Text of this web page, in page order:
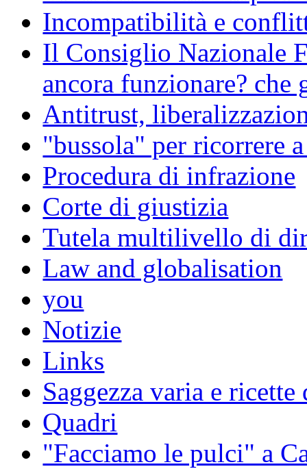
Incompatibilità e
Il Consiglio Nazionale
ancora funzionare? che
Antitrust,
"bussola" per ricorrere
Procedura di infrazione
Corte di giustizia
Tutela multilivello di
Law and globalisation
you
Notizie
Links
Saggezza varia e
Quadri
"Facciamo le pulci" a